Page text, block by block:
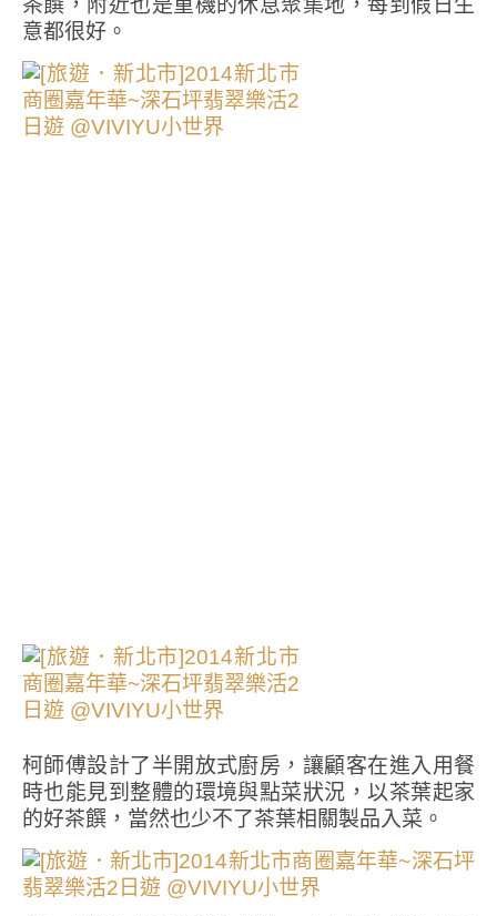
意都很好。
柯師傅設計了半開放式廚房，讓顧客在進入用餐
時也能見到整體的環境與點菜狀況，以茶葉起家
的好茶饌，當然也少不了茶葉相關製品入菜。